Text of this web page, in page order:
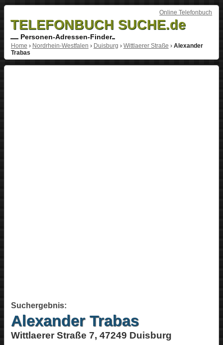
Online Telefonbuch
TELEFONBUCH SUCHE.de
Personen-Adressen-Finder
Home › Nordrhein-Westfalen › Duisburg › Wittlaerer Straße › Alexander
Trabas
Suchergebnis:
Alexander Trabas
Wittlaerer Straße 7, 47249 Duisburg